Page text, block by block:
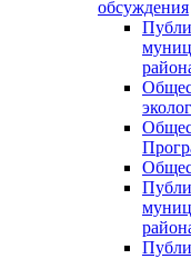
обсуждения